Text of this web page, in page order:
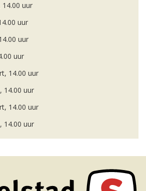
14.00 uur
uur
uur
uur
14.00 uur
14.00 uur
14.00 uur
14.00 uur